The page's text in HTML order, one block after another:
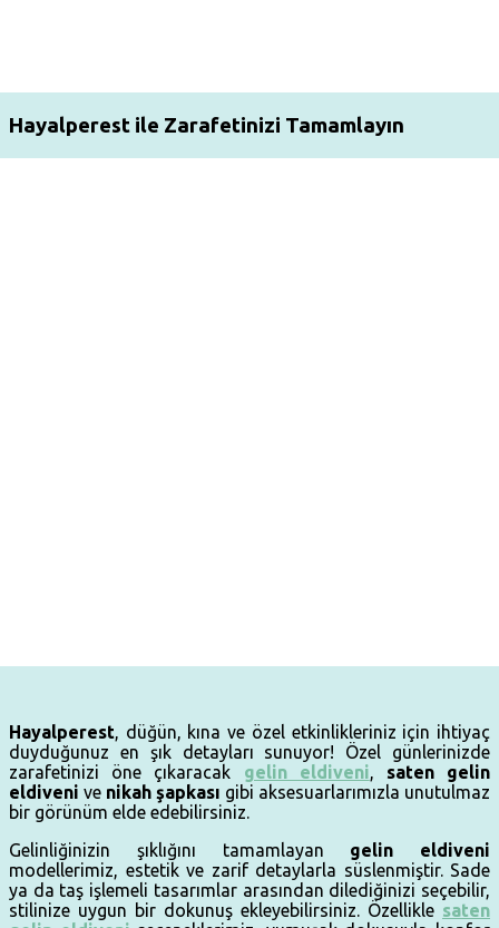
Hayalperest ile Zarafetinizi Tamamlayın
Hayalperest, düğün, kına ve özel etkinlikleriniz için ihtiyaç
duyduğunuz en şık detayları sunuyor! Özel günlerinizde
zarafetinizi öne çıkaracak gelin eldiveni, saten gelin
eldiveni ve nikah şapkası gibi aksesuarlarımızla unutulmaz
bir görünüm elde edebilirsiniz.
Gelinliğinizin şıklığını tamamlayan gelin eldiveni
modellerimiz, estetik ve zarif detaylarla süslenmiştir. Sade
ya da taş işlemeli tasarımlar arasından dilediğinizi seçebilir,
stilinize uygun bir dokunuş ekleyebilirsiniz. Özellikle saten